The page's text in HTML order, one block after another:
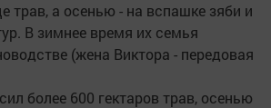
трав, а осенью - на вспашке зяби и
В зимнее время их семья
(жена Виктора - передовая
более 600 гектаров трав, осенью